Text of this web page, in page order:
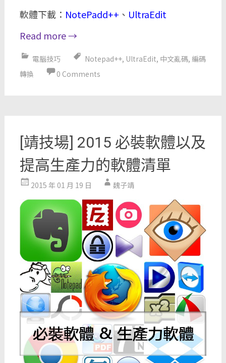
軟體下載： NotePadd++ 、 UltraEdit
Read more→
電腦技巧 Notepad++, UltraEdit, 中文亂碼, 編碼
轉換
0 Comments
[靖技場] 2015 必裝軟體以及
提高生產力的軟體清單
2015 年 01 月 19 日 魏子靖